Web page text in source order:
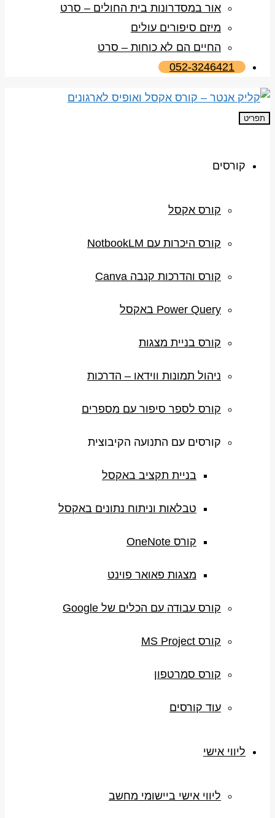
אור במסדרונות בית החולים – סרט
מיזם סיפורים עולים
החיים הם לא כוחות – סרט
052-3246421
תפריט
קורסים
קורס אקסל
קורס היכרות עם NotbookLM
קורס והדרכות קנבה Canva
Power Query באקסל
קורס בניית מצגות
ניהול תמונות ווידאו – הדרכות
קורס לספר סיפור עם מספרים
קורסים עם התנועה הקיבוצית
בניית תקציב באקסל
טבלאות וניתוח נתונים באקסל
קורס OneNote
מצגות פאואר פוינט
קורס עבודה עם הכלים של Google
קורס MS Project
קורס סמרטפון
עוד קורסים
ליווי אישי
ליווי אישי ביישומי מחשב